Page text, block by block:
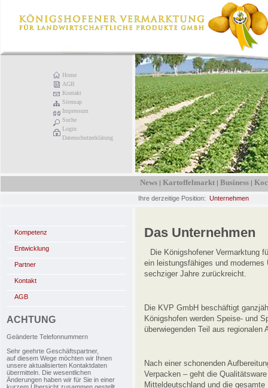
Home
AGB
Kontakt
Sitemap
Impressum
Suche
Login
Datenschutzerklärung
News | Kartoffelmarkt | Business |
Ihre derzeitige Position: Unternehmen
Kompetenz
Entwicklung
Partner
Kontakt
AGB
ACHTUNG
Geänderte Telefonnummern
Sehr geehrte Geschäftspartner,
auf diesem Wege möchten wir Ihnen
unsere aktualisierten Kontaktdaten
übermitteln. Die wesentlichen
Änderungen haben wir für Sie in einer
Das Unternehmen
Die Königshofener Vermarktung
ein leistungsfähiges und
sechziger Jahre zurückreicht.
Die KVP GmbH beschäftigt
Königshofen werden Speise- und
überwiegenden Teil aus regionalen
Nach einer schonenden
Verpacken – geht die
Mitteldeutschland und die